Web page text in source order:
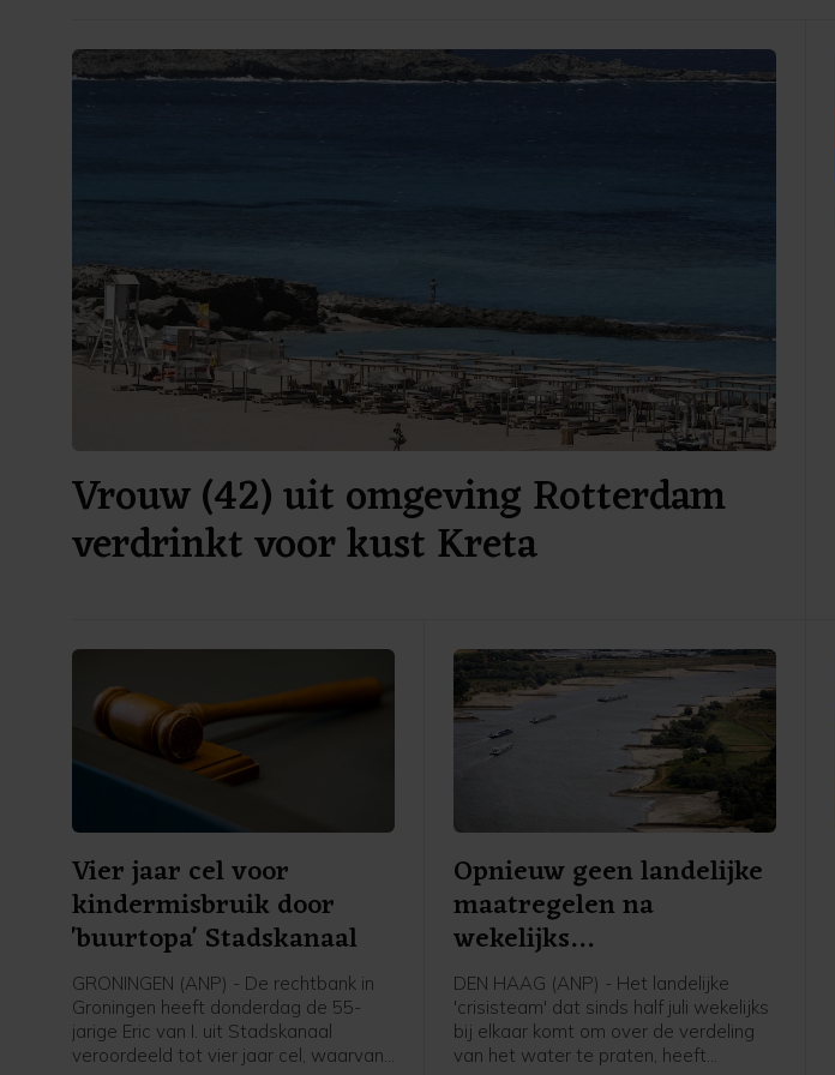
Vrouw (42) uit omgeving Rotterdam
verdrinkt voor kust Kreta
Vier jaar cel voor
kindermisbruik door
'buurtopa' Stadskanaal
GRONINGEN (ANP) - De rechtbank in
Groningen heeft donderdag de 55-
jarige Eric van I. uit Stadskanaal
veroordeeld tot vier jaar cel, waarvan
Opnieuw geen landelijke
maatregelen na
wekelijks
'droogteoverleg'
DEN HAAG (ANP) - Het landelijke
'crisisteam' dat sinds half juli wekelijks
bij elkaar komt om over de verdeling
van het water te praten, heeft